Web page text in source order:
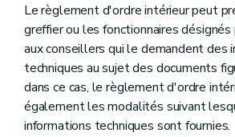
Le règlement d'ordre intérieur peut
greffier ou les fonctionnaires
aux conseillers qui le demandent des
techniques au sujet des documents
dans ce cas, le règlement d'ordre
également les modalités suivant
informations techniques sont fournies.